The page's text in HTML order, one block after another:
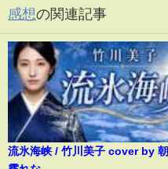
感想の関連記事
流氷海峡 / 竹川美子 cover by 朝